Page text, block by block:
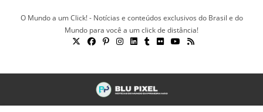
O Mundo a um Click! - Notícias e conteúdos exclusivos do Brasil e do
Mundo para você a um click de distância!